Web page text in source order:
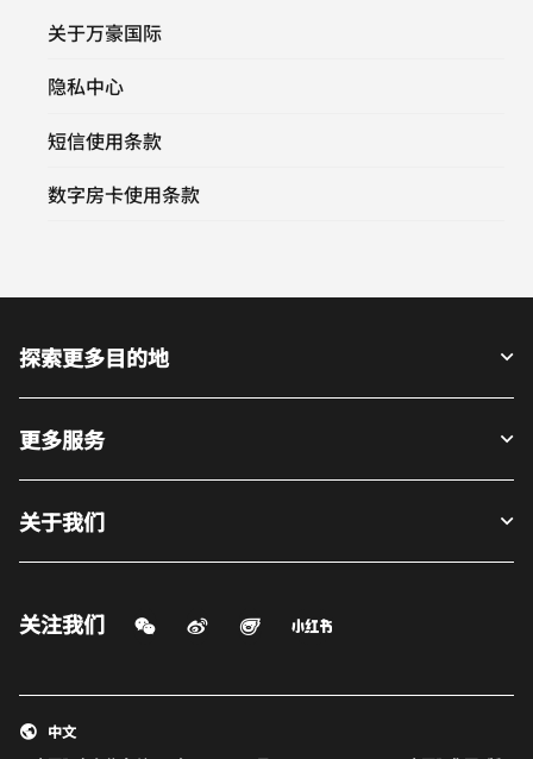
关于万豪国际
隐私中心
短信使用条款
数字房卡使用条款
探索更多目的地
更多服务
关于我们
关注我们 微信扫一扫
微博
打开新窗口
飞猪
打开新窗口打开新窗口
中文